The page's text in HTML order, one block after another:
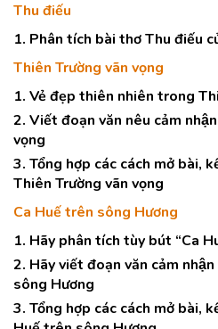
Thu điếu
1. Phân tích bài thơ Thu điếu
Thiên Trường vãn vọng
1. Vẻ đẹp thiên nhiên trong
2. Viết đoạn văn nêu cảm
vọng
3. Tổng hợp các cách mở bài,
Thiên Trường vãn vọng
Ca Huế trên sông Hương
1. Hãy phân tích tùy bút “Ca
2. Hãy viết đoạn văn cảm
sông Hương
3. Tổng hợp các cách mở bài,